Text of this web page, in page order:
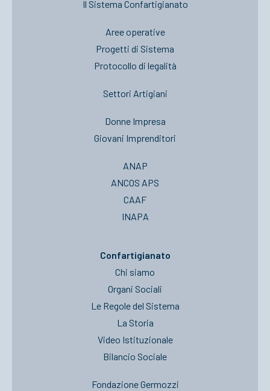
Il Sistema Confartigianato
Aree operative
Progetti di Sistema
Protocollo di legalità
Settori Artigiani
Donne Impresa
Giovani Imprenditori
ANAP
ANCOS APS
CAAF
INAPA
Confartigianato
Chi siamo
Organi Sociali
Le Regole del Sistema
La Storia
Video Istituzionale
Bilancio Sociale
Fondazione Germozzi